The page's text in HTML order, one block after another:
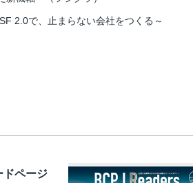
2.0で、止まらない会社をつくる～
ドページ